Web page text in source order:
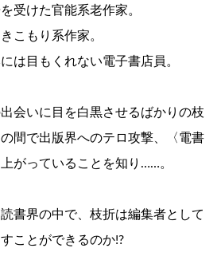
受けた官能系老作家。
こもり系作家。
は目もくれない電子書店員。
会いに目を白黒させるばかりの枝
間で出版界へのテロ攻撃、〈電書
がっていることを知り……。
書界の中で、枝折は編集者として
ことができるのか!?